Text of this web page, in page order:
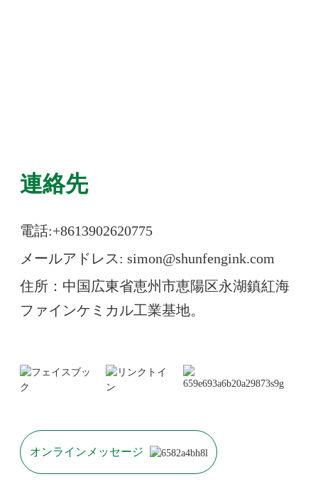
連絡先
電話:+8613902620775
メールアドレス: simon@shunfengink.com
住所：中国広東省恵州市恵陽区永湖鎮紅海
ファインケミカル工業基地。
オンラインメッセージ